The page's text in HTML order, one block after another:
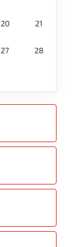
20 21
27 28